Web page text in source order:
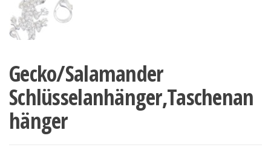
Gecko/Salamander
Schlüsselanhänger,Taschenan
hänger